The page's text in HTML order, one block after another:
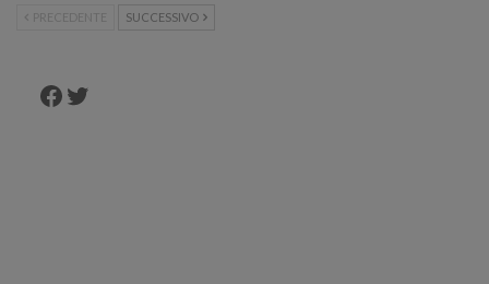
PRECEDENTE SUCCESSIVO
Facebook
Twitter